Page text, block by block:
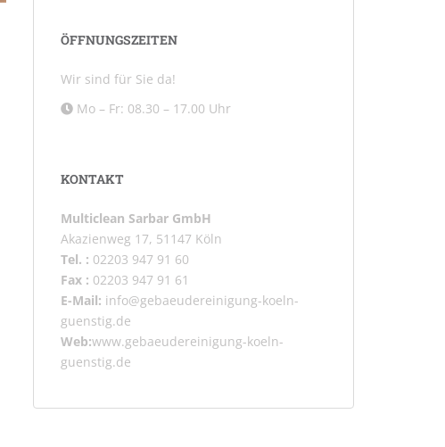
ÖFFNUNGSZEITEN
Wir sind für Sie da!
Mo – Fr: 08.30 – 17.00 Uhr
KONTAKT
Multiclean Sarbar GmbH
Akazienweg 17, 51147 Köln
Tel. : 02203 947 91 60
Fax : 02203 947 91 61
E-Mail: info@gebaeudereinigung-koeln-
guenstig.de
Web:www.gebaeudereinigung-koeln-
guenstig.de